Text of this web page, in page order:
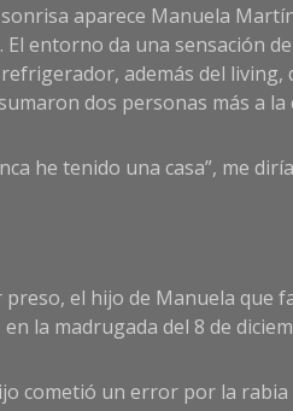
aparece Manuela
entorno da una sensación
además del
dos personas más a la
he tenido una casa”, me
el hijo de Manuela que
la madrugada del 8 de
cometió un error por la